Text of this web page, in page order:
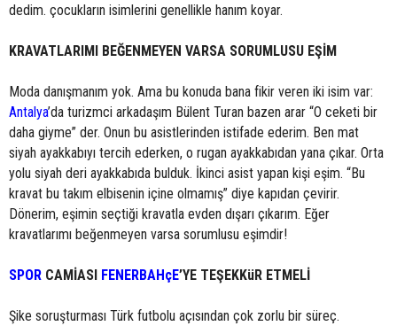
dedim. çocukların isimlerini genellikle hanım koyar.
KRAVATLARIMI BEĞENMEYEN VARSA SORUMLUSU EŞİM
Moda danışmanım yok. Ama bu konuda bana fikir veren iki isim var:
Antalya’da turizmci arkadaşım Bülent Turan bazen arar “O ceketi bir
daha giyme” der. Onun bu asistlerinden istifade ederim. Ben mat
siyah ayakkabıyı tercih ederken, o rugan ayakkabıdan yana çıkar. Orta
yolu siyah deri ayakkabıda bulduk. İkinci asist yapan kişi eşim. “Bu
kravat bu takım elbisenin içine olmamış” diye kapıdan çevirir.
Dönerim, eşimin seçtiği kravatla evden dışarı çıkarım. Eğer
kravatlarımı beğenmeyen varsa sorumlusu eşimdir!
SPOR CAMİASI FENERBAHçE’YE TEŞEKKüR ETMELİ
Şike soruşturması Türk futbolu açısından çok zorlu bir süreç.